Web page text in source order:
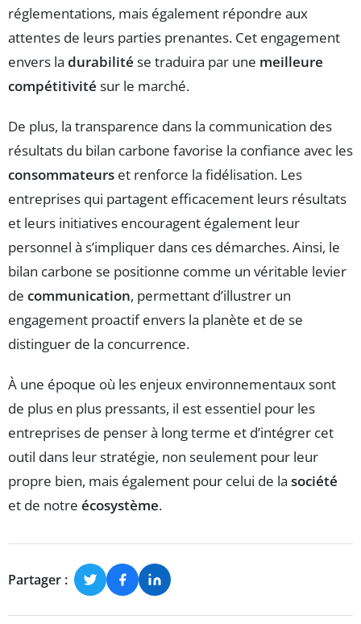
réglementations, mais également répondre aux
attentes de leurs parties prenantes. Cet engagement
envers la durabilité se traduira par une meilleure
compétitivité sur le marché.
De plus, la transparence dans la communication des
résultats du bilan carbone favorise la confiance avec les
consommateurs et renforce la fidélisation. Les
entreprises qui partagent efficacement leurs résultats
et leurs initiatives encouragent également leur
personnel à s’impliquer dans ces démarches. Ainsi, le
bilan carbone se positionne comme un véritable levier
de communication, permettant d’illustrer un
engagement proactif envers la planète et de se
distinguer de la concurrence.
À une époque où les enjeux environnementaux sont
de plus en plus pressants, il est essentiel pour les
entreprises de penser à long terme et d’intégrer cet
outil dans leur stratégie, non seulement pour leur
propre bien, mais également pour celui de la société
et de notre écosystème.
Partager :